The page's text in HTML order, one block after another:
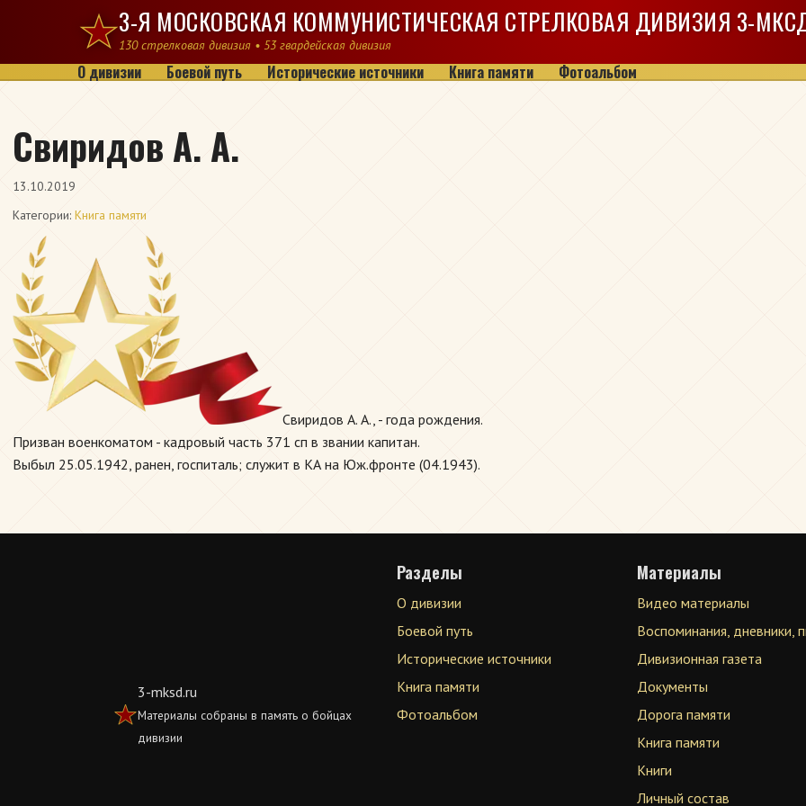
Перейти к содержимому3-Я МОСКОВСКАЯ КОММУНИСТИЧЕСКАЯ СТРЕЛКОВАЯ ДИВИЗИЯ 3-
130 стрелковая дивизия • 53 гвардейская дивизия
О дивизии Боевой путь Исторические источники Книга памяти Фотоальбом
Свиридов А. А.
13.10.2019
Категории: Книга памяти
Свиридов А. А., - года рождения.
Призван военкоматом - кадровый часть 371 сп в звании капитан.
Выбыл 25.05.1942, ранен, госпиталь; служит в КА на Юж.фронте (04.1943).
3-mksd.ru
Материалы собраны в память о бойцах
дивизии
Разделы
О дивизии
Боевой путь
Исторические источники
Книга памяти
Фотоальбом
Материалы
Видео материалы
Воспоминания, дневники,
Дивизионная газета
Документы
Дорога памяти
Книга памяти
Книги
Личный состав